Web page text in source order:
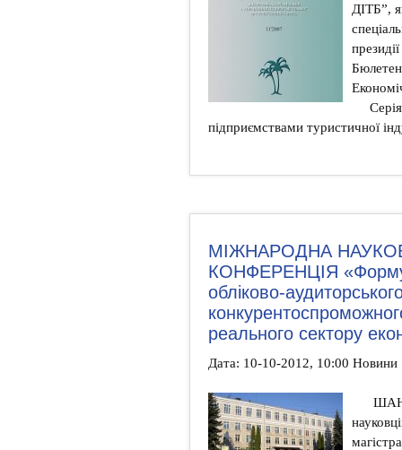
ДІТБ”,
підприємствами туристичної
МІЖНАРОДНА
КОНФЕРЕНЦІЯ
обліково-
реального сектору
Дата: 10-10-2012, 10:00 Новини